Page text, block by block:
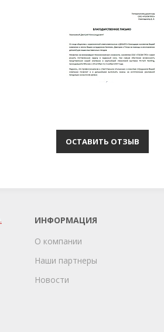
ОСТАВИТЬ ОТЗЫВ
ИНФОРМАЦИЯ
О компании
Наши партнеры
Новости